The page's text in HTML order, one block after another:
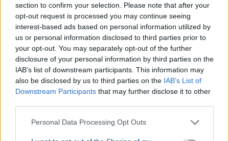
section to confirm your selection. Please note that after your
opt-out request is processed you may continue seeing
interest-based ads based on personal information utilized by
us or personal information disclosed to third parties prior to
your opt-out. You may separately opt-out of the further
disclosure of your personal information by third parties on the
IAB’s list of downstream participants. This information may
also be disclosed by us to third parties on the IAB’s List of
Downstream Participants that may further disclose it to other
Personal Data Processing Opt Outs
KULTÚRA
Majka lemondta a sepsiszentgyörgyi
koncertjét - Életveszélyes fenyegetést
kapott
Majka életveszélyes SMS-fenyegetés miatt
mondta le sepsiszentgyörgyi fellépését, a zenész
feljelentést tesz, a Sic Feszt szervezői is elítélték
az ese...
Lázár
Őrültség
nem
Lázár
a kormány
az
Ukrán drón csapódott be egy orosz